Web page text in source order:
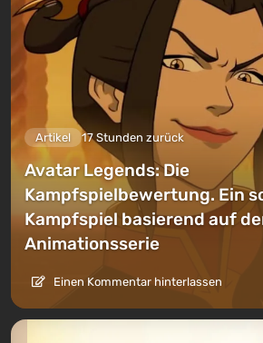
Artikel 17 Stunden zurück
Avatar Legends: Die
Kampfspielbewertung. Ein
Kampfspiel basierend auf
Animationsserie
Einen Kommentar hinterlassen